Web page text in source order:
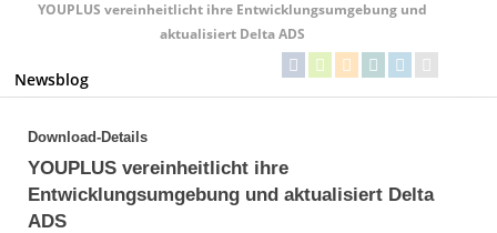
uns
Support
Newsblog
Newsblog
YOUPLUS vereinheitlicht ihre Entwicklungsumgebung und
aktualisiert Delta ADS
Download-Details
YOUPLUS vereinheitlicht ihre
Entwicklungsumgebung und aktualisiert Delta
ADS